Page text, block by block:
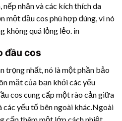
nhăn và các kích thích da
một đầu cos phù hợp đúng, vì nó
không quá lỏng lẻo. in
đầu cos
trọng nhất, nó là một phần bảo
mặt của bạn khỏi các yếu
cos cung cấp một rào cản giữa
yếu tố bên ngoài khác.Ngoài